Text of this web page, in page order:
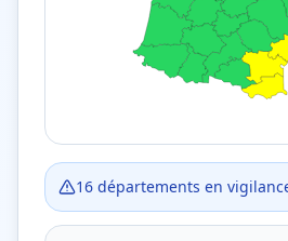
16 départements en